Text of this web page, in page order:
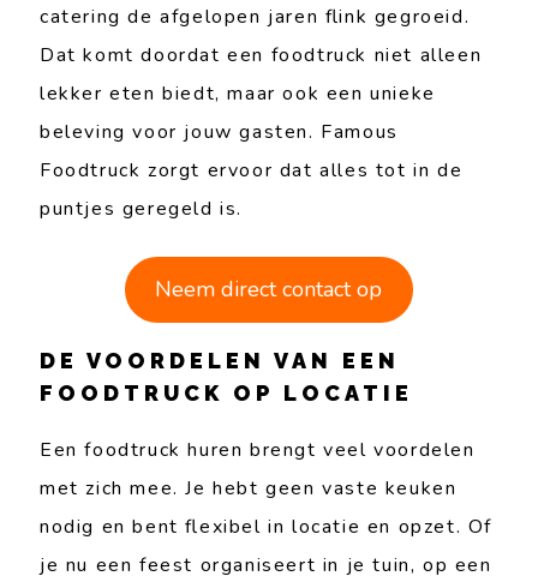
catering de afgelopen jaren flink gegroeid.
Dat komt doordat een foodtruck niet alleen
lekker eten biedt, maar ook een unieke
beleving voor jouw gasten. Famous
Foodtruck zorgt ervoor dat alles tot in de
puntjes geregeld is.
Neem direct contact op
DE VOORDELEN VAN EEN
FOODTRUCK OP LOCATIE
Een foodtruck huren brengt veel voordelen
met zich mee. Je hebt geen vaste keuken
nodig en bent flexibel in locatie en opzet. Of
je nu een feest organiseert in je tuin, op een